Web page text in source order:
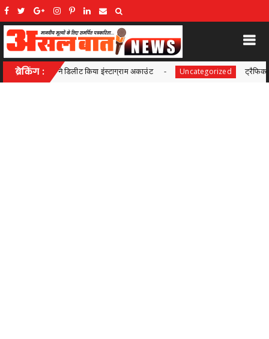
ब्रेकिंग :
अकाउंट Uncategorized ट्रैफिक जाम से मिलेगी राहत! चंदनीडीह से पुराने